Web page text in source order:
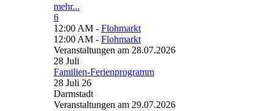
mehr...
6
12:00 AM - Flohmarkt
12:00 AM - Flohmarkt
Veranstaltungen am 28.07.2026
28 Juli
Familien-Ferienprogramm
28 Juli 26
Darmstadt
Veranstaltungen am 29.07.2026